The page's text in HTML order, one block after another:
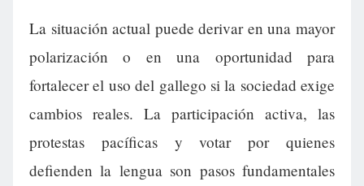
La situación actual puede derivar en una mayor
polarización o en una oportunidad para
fortalecer el uso del gallego si la sociedad exige
cambios reales. La participación activa, las
protestas pacíficas y votar por quienes
defienden la lengua son pasos fundamentales